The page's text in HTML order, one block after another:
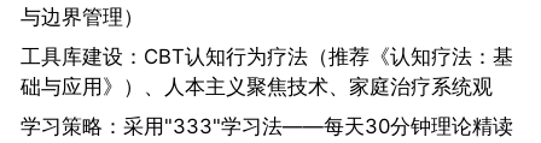
与边界管理）
工具库建设：CBT认知行为疗法（推荐《认知疗法：基
础与应用》）、人本主义聚焦技术、家庭治疗系统观
学习策略：采用"333"学习法——每天30分钟理论精读